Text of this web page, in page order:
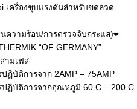
เครื่องชุบแรงดันสำหรับขดลวด
ความร้อน/การตรวจจับกระแส)
“OF GERMANY”
ามเฟส
ฏิบัติการจาก 2AMP – 75AMP
ปฏิบัติการจากอุณหภูมิ 60 C – 200 C